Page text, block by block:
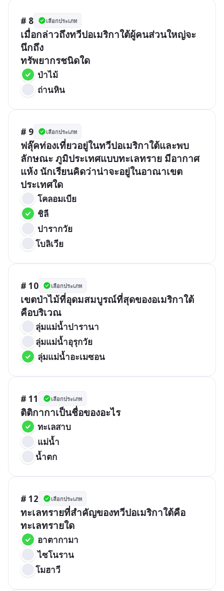
# 8 เลือกประเภท
เมื่อกล่าวถึงทวีปอเมริกาใต้ผู้คนส่วนใหญ่จะ
นึกถึง
ทรัพยากรชนิดใด
ป่าไม้
ถ่านหิน
# 9 เลือกประเภท
ฟลุ๊คท่องเที่ยวอยู่ในทวีปอเมริกาใต้และพบ
ลักษณะ ภูมิประเทศแบบทะเลทราย มีอากาศ
แห้ง นักเรียนคิดว่าน่าจะอยู่ในอาณาเขต
ประเทศใด
โคลอมเบีย
ชิลี
ปารากวัย
โบลิเวีย
# 10 เลือกประเภท
เขตป่าไม้ที่อุดมสมบูรณ์ที่สุดของอเมริกาใต้
คือบริเวณ
ลุ่มแม่น้ำปารานา
ลุ่มแม่น้ำอุรุกวัย
ลุ่มแม่น้ำอะเมซอน
# 11 เลือกประเภท
ติติกากาเป็นชื่อของอะไร
ทะเลสาบ
แม่น้ำ
น้ำตก
# 12 เลือกประเภท
ทะเลทรายที่สำคัญของทวีปอเมริกาใต้คือ
ทะเลทรายใด
อาตากามา
ไซโนราน
โมฮาวี